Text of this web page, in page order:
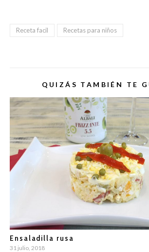
Receta facil Recetas para niños
QUIZÁS TAMBIÉN TE
Ensaladilla rusa
31 julio, 2018